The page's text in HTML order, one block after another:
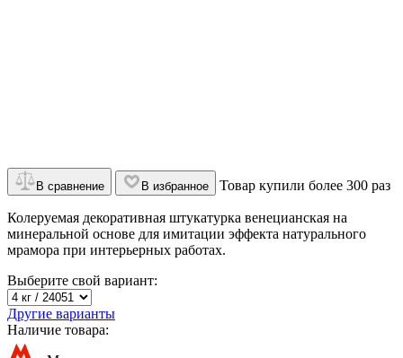
В сравнение В избранное Товар купили более 300 раз
Колеруемая декоративная штукатурка венецианская на
минеральной основе для имитации эффекта натурального
мрамора при интерьерных работах.
Выберите свой вариант:
Другие варианты
Наличие товара: